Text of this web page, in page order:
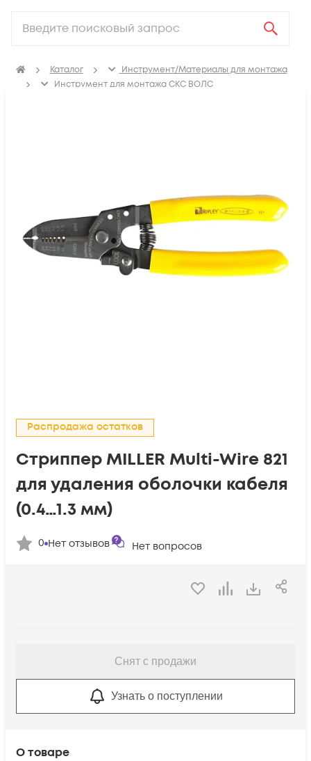
Каталог
Инструмент/Материалы для монтажа
Инструмент для монтажа СКС ВОЛС
О товаре
Распродажа остатков
Стриппер MILLER Multi-Wire 821
для удаления оболочки кабеля
(0.4…1.3 мм)
0 Нет отзывов Нет вопросов
Снят с продажи
Узнать о поступлении